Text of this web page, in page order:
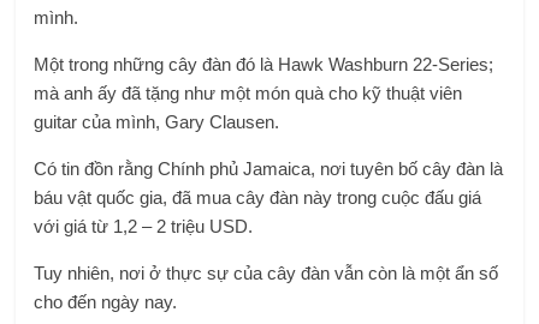
mình.
Một trong những cây đàn đó là Hawk Washburn 22-Series;
mà anh ấy đã tặng như một món quà cho kỹ thuật viên
guitar của mình, Gary Clausen.
Có tin đồn rằng Chính phủ Jamaica, nơi tuyên bố cây đàn là
báu vật quốc gia, đã mua cây đàn này trong cuộc đấu giá
với giá từ 1,2 – 2 triệu USD.
Tuy nhiên, nơi ở thực sự của cây đàn vẫn còn là một ẩn số
cho đến ngày nay.